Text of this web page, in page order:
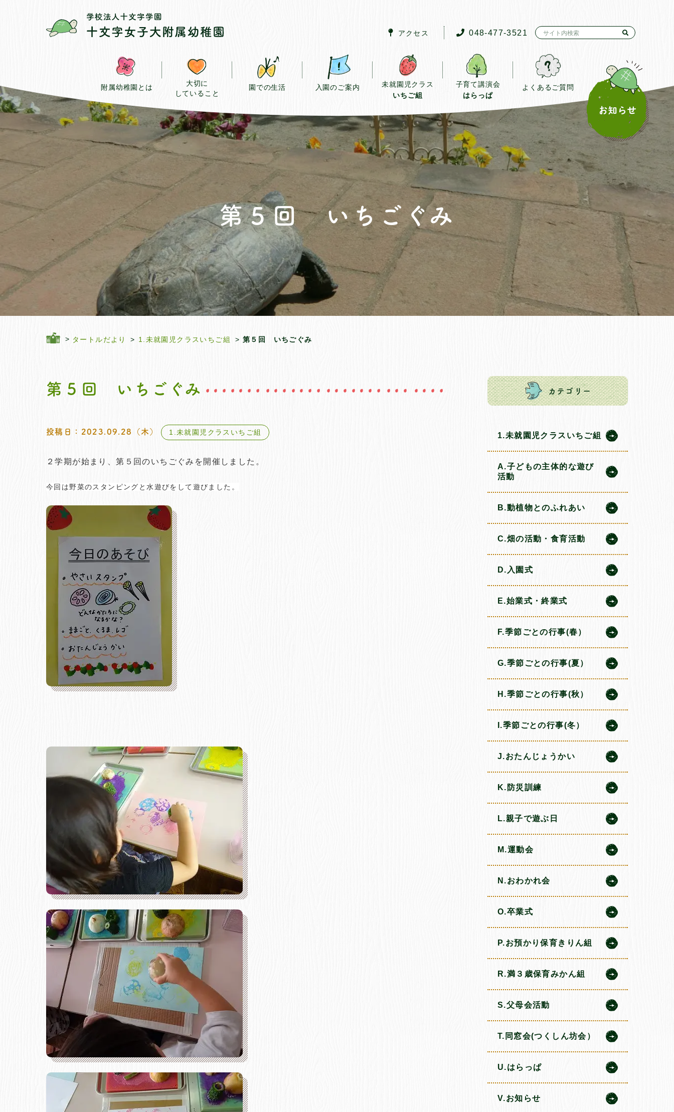
附属幼稚園とは
大切に
していること
園での生活 入園のご案内
未就園児クラス
いちご組
子育て講演会
はらっぱ
よくあるご質問
アクセス 048-477-3521
第５回 いちごぐみ
第５回 いちごぐみ
投稿日：2023.09.28（木） 1.未就園児クラスいちご組
２学期が始まり、第５回のいちごぐみを開催しました。
今回は野菜のスタンピングと水遊びをして遊びました。
カテゴリー
1.未就園児クラスいちご組
A.子どもの主体的な遊び
活動
B.動植物とのふれあい
C.畑の活動・食育活動
D.入園式
E.始業式・終業式
F.季節ごとの行事(春）
G.季節ごとの行事(夏）
H.季節ごとの行事(秋）
I.季節ごとの行事(冬）
J.おたんじょうかい
K.防災訓練
L.親子で遊ぶ日
M.運動会
N.おわかれ会
O.卒業式
P.お預かり保育きりん組
R.満３歳保育みかん組
S.父母会活動
T.同窓会(つくしん坊会）
U.はらっぱ
V.お知らせ
タートルだより 1.未就園児クラスいちご組 第５回 いちごぐみ